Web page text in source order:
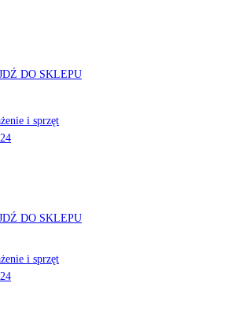
DO SKLEPU
DO SKLEPU